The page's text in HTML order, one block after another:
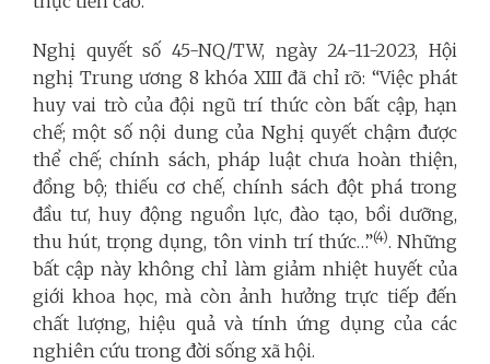
Nghị quyết số 45-NQ/TW, ngày 24-11-2023, Hội
nghị Trung ương 8 khóa XIII đã chỉ rõ: “Việc phát
huy vai trò của đội ngũ trí thức còn bất cập, hạn
chế; một số nội dung của Nghị quyết chậm được
thể chế; chính sách, pháp luật chưa hoàn thiện,
đồng bộ; thiếu cơ chế, chính sách đột phá trong
đầu tư, huy động nguồn lực, đào tạo, bồi dưỡng,
thu hút, trọng dụng, tôn vinh trí thức…”(4). Những
bất cập này không chỉ làm giảm nhiệt huyết của
giới khoa học, mà còn ảnh hưởng trực tiếp đến
chất lượng, hiệu quả và tính ứng dụng của các
nghiên cứu trong đời sống xã hội.